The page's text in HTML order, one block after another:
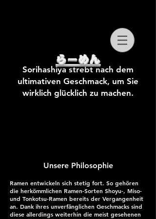
らーめん
Sorihashiya strebt nach dem
ultimativen Geschmack, um Sie
wirklich glücklich zu machen.
Unsere Philosophie
Ramen entwickeln sich stetig fort. So gehören
die herkömmlichen Ramen-Sorten Shoyu-, Miso-
und Tonkotsu-Ramen bereits der Vergangenheit
an. Dank ihres unverfänglichen Geschmacks sind
diese allerdings weiterhin die meist gesehenen